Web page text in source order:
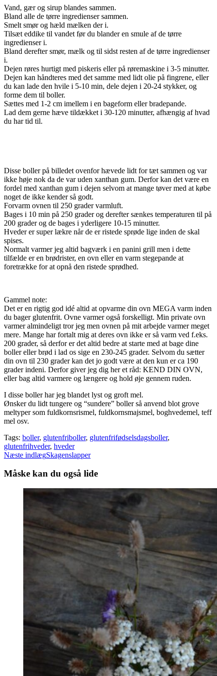
Vand, gær og sirup blandes sammen.
Bland alle de tørre ingredienser sammen.
Smelt smør og hæld mælken der i.
Tilsæt eddike til vandet før du blander en smule af de tørre
ingredienser i.
Bland derefter smør, mælk og til sidst resten af de tørre ingredienser
i.
Dejen røres hurtigt med piskeris eller på røremaskine i 3-5 minutter.
Dejen kan håndteres med det samme med lidt olie på fingrene, eller
du kan lade den hvile i 5-10 min, dele dejen i 20-24 stykker, og
forme dem til boller.
Sættes med 1-2 cm imellem i en bageform eller bradepande.
Lad dem gerne hæve tildækket i 30-120 minutter, afhængig af hvad
du har tid til.
Disse boller på billedet ovenfor hævede lidt for tæt sammen og var
ikke høje nok da de var uden xanthan gum. Derfor kan det være en
fordel med xanthan gum i dejen selvom at mange tøver med at købe
noget de ikke kender så godt.
Forvarm ovnen til 250 grader varmluft.
Bages i 10 min på 250 grader og derefter sænkes temperaturen til på
200 grader og de bages i yderligere 10-15 minutter.
Hveder er super lækre når de er ristede sprøde lige inden de skal
spises.
Normalt varmer jeg altid bagværk i en panini grill men i dette
tilfælde er en brødrister, en ovn eller en varm stegepande at
foretrække for at opnå den ristede sprødhed.
Gammel note:
Det er en rigtig god idé altid at opvarme din ovn MEGA varm inden
du bager glutenfrit. Ovne varmer også forskelligt. Min private ovn
varmer almindeligt tror jeg men ovnen på mit arbejde varmer meget
mere. Mange har fortalt mig at deres ovn ikke er så varm ved f.eks.
200 grader, så derfor er det altid bedre at starte med at bage dine
boller eller brød i lad os sige en 230-245 grader. Selvom du sætter
din ovn til 230 grader kan det jo godt være at den kun er ca 190
grader indeni. Derfor giver jeg dig her et råd: KEND DIN OVN,
eller bag altid varmere og længere og hold øje gennem ruden.
I disse boller har jeg blandet lyst og groft mel.
Ønsker du lidt tungere og “sundere” boller så anvend blot grove
meltyper som fuldkornsrismel, fuldkornsmajsmel, boghvedemel, teff
mel osv.
Tags: boller, glutenfriboller, glutenfrifødselsdagsboller,
glutenfrihveder, hveder
Read
more
Næste indlægSkagenslapper
Måske kan du også lide